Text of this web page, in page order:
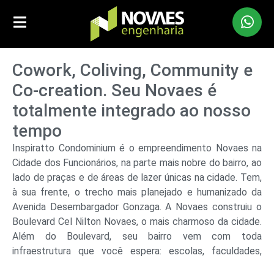
Cowork, Coliving, Community e
Co-creation. Seu Novaes é
totalmente integrado ao nosso
tempo
Inspiratto Condominium é o empreendimento Novaes na
Cidade dos Funcionários, na parte mais nobre do bairro, ao
lado de praças e de áreas de lazer únicas na cidade. Tem,
à sua frente, o trecho mais planejado e humanizado da
Avenida Desembargador Gonzaga. A Novaes construiu o
Boulevard Cel Nilton Novaes, o mais charmoso da cidade.
Além do Boulevard, seu bairro vem com toda
infraestrutura que você espera: escolas, faculdades,